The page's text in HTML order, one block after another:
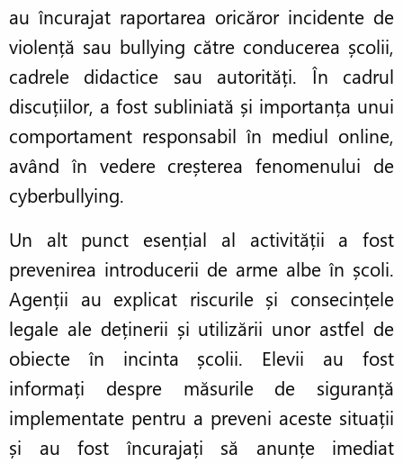
au încurajat raportarea oricăror incidente de
violență sau bullying către conducerea școlii,
cadrele didactice sau autorități. În cadrul
discuțiilor, a fost subliniată și importanța unui
comportament responsabil în mediul online,
având în vedere creșterea fenomenului de
cyberbullying.
Un alt punct esențial al activității a fost
prevenirea introducerii de arme albe în școli.
Agenții au explicat riscurile și consecințele
legale ale deținerii și utilizării unor astfel de
obiecte în incinta școlii. Elevii au fost
informați despre măsurile de siguranță
implementate pentru a preveni aceste situații
și au fost încurajați să anunțe imediat